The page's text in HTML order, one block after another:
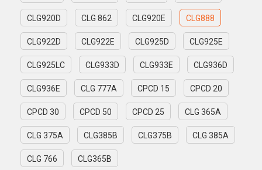
CLG920D CLG 862 CLG920E CLG888
CLG922D CLG922E CLG925D CLG925E
CLG925LC CLG933D CLG933E CLG936D
CLG936E CLG 777A CPCD 15 CPCD 20
CPCD 30 CPCD 50 CPCD 25 CLG 365A
CLG 375A CLG385B CLG375B CLG 385A
CLG 766 CLG365B